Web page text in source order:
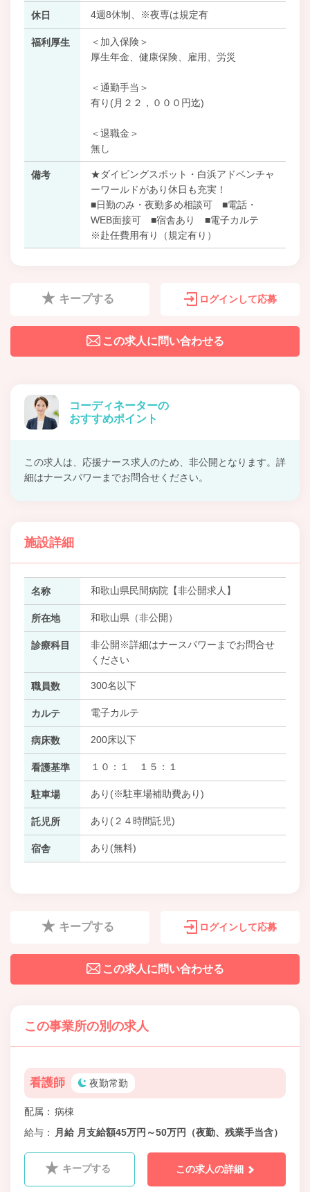
休日 4週8休制、※夜専は規定有
福利厚生
＜加入保険＞
厚生年金、健康保険、雇用、労災
＜通勤手当＞
有り(月２２，０００円迄)
＜退職金＞
無し
備考
★ダイビングスポット・白浜アドベンチャ
ーワールドがあり休日も充実！
■日勤のみ・夜勤多め相談可 ■電話・
WEB面接可 ■宿舎あり ■電子カルテ
※赴任費用有り（規定有り）
キープする ログインして応募
この求人に問い合わせる
コーディネーターの
おすすめポイント
この求人は、応援ナース求人のため、非公開となります。詳
細はナースパワーまでお問合せください。
施設詳細
名称 和歌山県民間病院【非公開求人】
所在地 和歌山県（非公開）
診療科目
非公開※詳細はナースパワーまでお問合せ
ください
職員数 300名以下
カルテ 電子カルテ
病床数 200床以下
看護基準 １０：１ １５：１
駐車場 あり(※駐車場補助費あり)
託児所 あり(２４時間託児)
宿舎 あり(無料)
キープする ログインして応募
この求人に問い合わせる
この事業所の別の求人
看護師 夜勤常勤
配属
病棟
給与
月給 月支給額45万円～50万円（夜勤、残業手当含）
キープする この求人の詳細